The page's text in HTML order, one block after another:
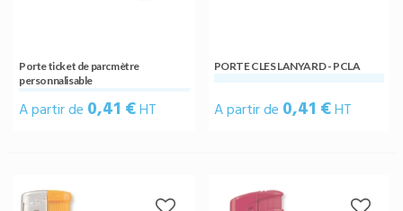
Porte ticket de parcmètre
personnalisable
A partir de 0,41 €HT
PORTE CLES LANYARD - PCLA
A partir de 0,41 €HT